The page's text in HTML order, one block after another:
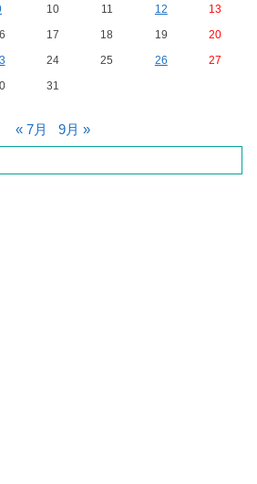
10 11 12
13
17 18 19
20
24 25 26
27
31
« 7月 9月 »